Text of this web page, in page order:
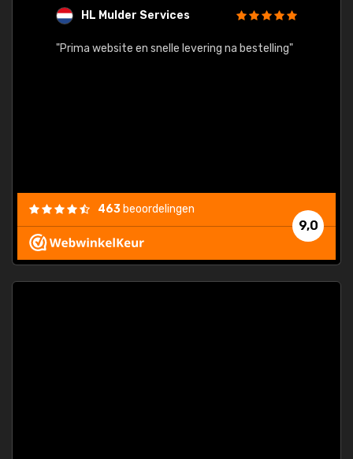
HL Mulder Services
"Prima website en snelle levering na bestelling"
9,0
463 beoordelingen